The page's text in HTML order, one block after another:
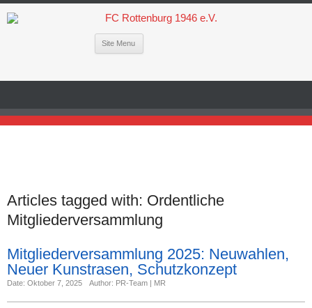
Site Menu
Articles tagged with: Ordentliche
Mitgliederversammlung
Mitgliederversammlung 2025: Neuwahlen,
Neuer Kunstrasen, Schutzkonzept
Date: Oktober 7, 2025 Author: PR-Team | MR